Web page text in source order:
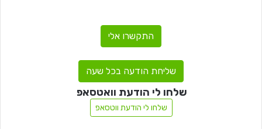
התקשרו אלי
שליחת הודעה בכל שעה
שלחו לי הודעת וואטסאפ
שלחו לי הודעת ווטסאפ